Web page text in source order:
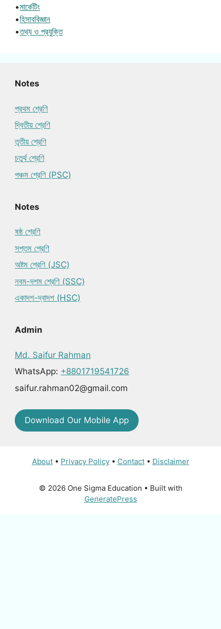
•মার্কেটিং
•হিসাববিজ্ঞান
•তথ্য ও প্রযুক্তি
Notes
প্রথম শ্রেণি
দ্বিতীয় শ্রেণি
তৃতীয় শ্রেণি
চতুর্থ শ্রেণি
পঞ্চম শ্রেণি (PSC)
Notes
ষষ্ঠ শ্রেণি
সপ্তম শ্রেণি
অষ্টম শ্রেণি (JSC)
নবম-দশম শ্রেণি (SSC)
একাদশ-দ্বাদশ (HSC)
Admin
Md. Saifur Rahman
WhatsApp: +8801719541726
saifur.rahman02@gmail.com
Download Our Mobile App
About• Privacy Policy• Contact• Disclaimer
© 2026 One Sigma Education • Built with
GeneratePress